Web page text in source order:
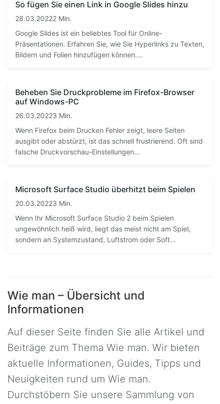
So fügen Sie einen Link in Google Slides hinzu
28.03.20222 Min.
Google Slides ist ein beliebtes Tool für Online-
Präsentationen. Erfahren Sie, wie Sie Hyperlinks zu Texten,
Bildern und Folien hinzufügen können....
Beheben Sie Druckprobleme im Firefox-Browser
auf Windows-PC
26.03.20223 Min.
Wenn Firefox beim Drucken Fehler zeigt, leere Seiten
ausgibt oder abstürzt, ist das schnell frustrierend. Oft sind
falsche Druckvorschau-Einstellungen...
Microsoft Surface Studio überhitzt beim Spielen
20.03.20223 Min.
Wenn Ihr Microsoft Surface Studio 2 beim Spielen
ungewöhnlich heiß wird, liegt das meist nicht am Spiel,
sondern an Systemzustand, Luftstrom oder Soft...
Wie man – Übersicht und
Informationen
Auf dieser Seite finden Sie alle Artikel und
Beiträge zum Thema Wie man. Wir bieten
aktuelle Informationen, Guides, Tipps und
Neuigkeiten rund um Wie man.
Durchstöbern Sie unsere Sammlung von